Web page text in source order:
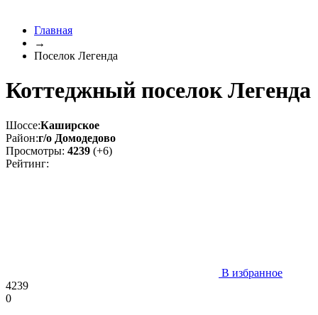
Главная
→
Поселок Легенда
Коттеджный поселок Легенда
Шоссе:Каширское
Район:г/о Домодедово
Просмотры: 4239 (+6)
Рейтинг:
В избранное
4239
0